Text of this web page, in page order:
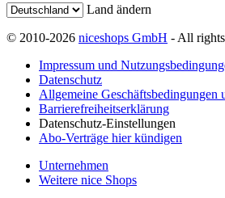
Land ändern
© 2010-2026 niceshops GmbH - All
Impressum und
Datenschutz
Allgemeine Geschäftsbedingungen
Barrierefreiheitserklärung
Datenschutz-Einstellungen
Abo-Verträge hier kündigen
Unternehmen
Weitere nice Shops